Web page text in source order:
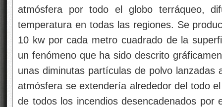
atmósfera por todo el globo terráqueo,
temperatura en todas las regiones. Se
10 kw por cada metro cuadrado de la
un fenómeno que ha sido descrito
unas diminutas partículas de polvo
atmósfera se extendería alrededor del todo
de todos los incendios desencadenados por